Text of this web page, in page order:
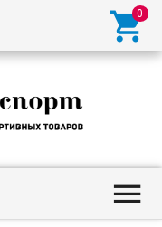

